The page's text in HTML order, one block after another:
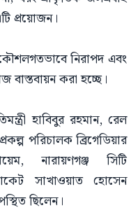
প্রয়োজন।
নিরাপদ এবং
বাস্তবায়ন করা হচ্ছে।
হাবিবুর রহমান, রেল
পরিচালক ব্রিগেডিয়ার
নারায়ণগঞ্জ সিটি
সাখাওয়াত হোসেন
ছিলেন।